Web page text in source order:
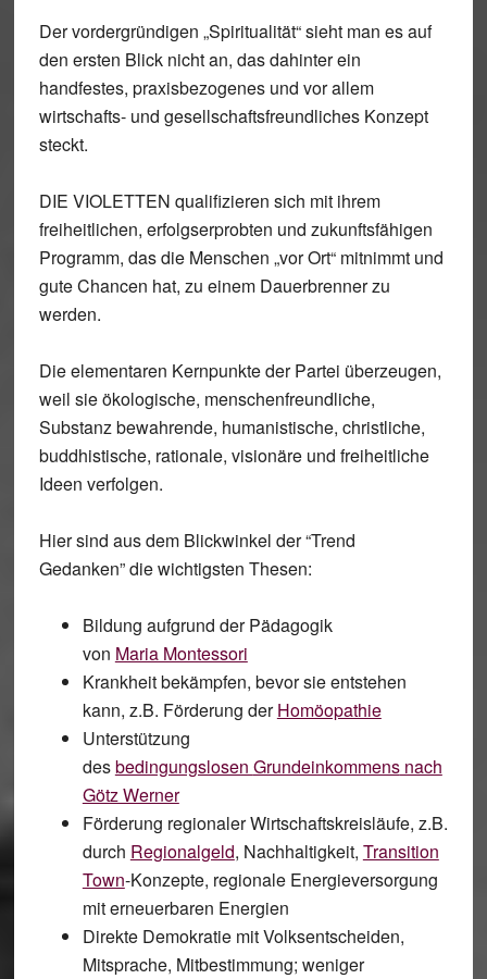
Der vordergründigen „Spiritualität“ sieht man es auf
den ersten Blick nicht an, das dahinter ein
handfestes, praxisbezogenes und vor allem
wirtschafts- und gesellschaftsfreundliches Konzept
steckt.
DIE VIOLETTEN qualifizieren sich mit ihrem
freiheitlichen, erfolgserprobten und zukunftsfähigen
Programm, das die Menschen „vor Ort“ mitnimmt und
gute Chancen hat, zu einem Dauerbrenner zu
werden.
Die elementaren Kernpunkte der Partei überzeugen,
weil sie ökologische, menschenfreundliche,
Substanz bewahrende, humanistische, christliche,
buddhistische, rationale, visionäre und freiheitliche
Ideen verfolgen.
Hier sind aus dem Blickwinkel der “Trend
Gedanken” die wichtigsten Thesen:
Bildung aufgrund der Pädagogik
von Maria Montessori
Krankheit bekämpfen, bevor sie entstehen
kann, z.B. Förderung derHomöopathie
Unterstützung
desbedingungslosen Grundeinkommensnach
Götz Werner
Förderung regionaler Wirtschaftskreisläufe, z.B.
durch Regionalgeld, Nachhaltigkeit, Transition
Town-Konzepte, regionale Energieversorgung
mit erneuerbaren Energien
Direkte Demokratiemit Volksentscheiden,
Mitsprache, Mitbestimmung; weniger